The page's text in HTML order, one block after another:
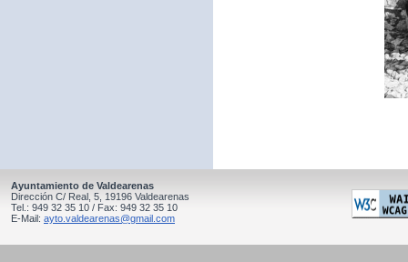
Ayuntamiento de Valdearenas
Dirección C/ Real, 5, 19196 Valdearenas
Tel.: 949 32 35 10 / Fax: 949 32 35 10
E-Mail: ayto.valdearenas@gmail.com